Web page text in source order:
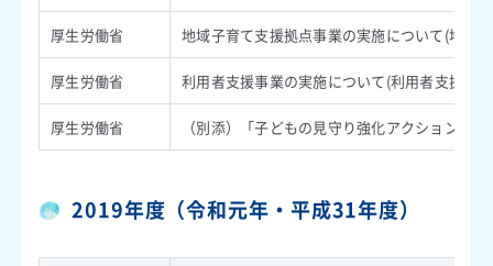
厚生労働省 地域子育て支援拠点事業の実施について(地域
厚生労働省 利用者支援事業の実施について(利用者支援事
厚生労働省 （別添）「子どもの見守り強化アクションプ
2019年度（令和元年・平成31年度）